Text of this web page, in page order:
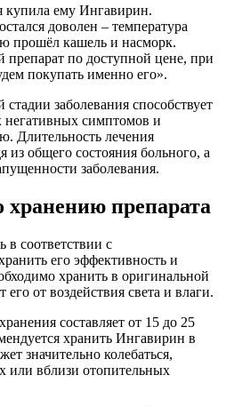
купила ему Ингавирин.
доволен – температура
прошёл кашель и насморк.
по доступной цене, при
покупать именно его».
заболевания способствует
негативных симптомов и
Длительность лечения
из общего состояния больного, а
заболевания.
препарата
в соответствии с
его эффективность и
хранить в оригинальной
от воздействия света и влаги.
составляет от 15 до 25
хранить Ингавирин в
значительно колебаться,
или вблизи отопительных